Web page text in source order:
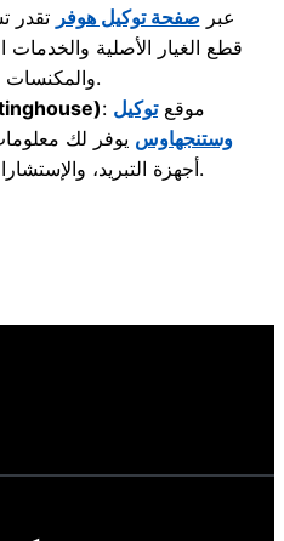
: عبر صفحة توكيل هوفر تقدر
قطع الغيار الأصلية والخدمات
والمكنسات وغيرها.
: موقعتوكيل
وستنجهاوس يوفر لك
أجهزة التبريد، والإستشارات الفنية الخاصة بها.